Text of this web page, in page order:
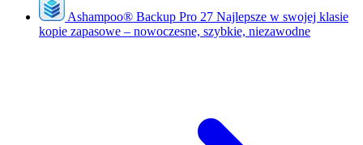
Ashampoo® Backup Pro 27 Najlepsze w swojej klasie
kopie zapasowe – nowoczesne, szybkie, niezawodne